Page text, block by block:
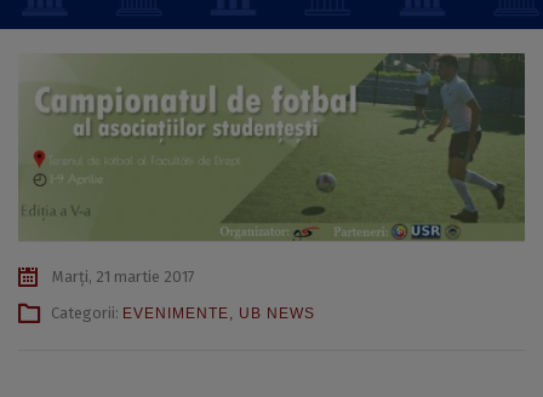
Marți, 21 martie 2017
Categorii: EVENIMENTE UB NEWS